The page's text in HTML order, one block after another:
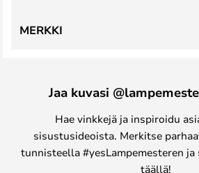
MERKKI
Jaa kuvasi
Hae vinkkejä ja inspiroidu
sisustusideoista. Merkitse
tunnisteella #yesLampemesteren
täällä!